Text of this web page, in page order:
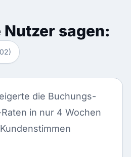
Nutzer sagen:
die Buchungs-
in nur 4 Wochen